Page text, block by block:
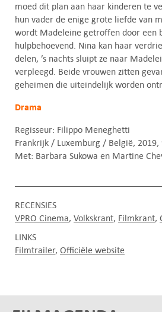
moed dit plan aan haar kinderen te
hun vader de enige grote liefde van
wordt Madeleine getroffen door een
hulpbehoevend. Nina kan haar
delen, ’s nachts sluipt ze naar
verpleegd. Beide vrouwen zitten
geheimen die uiteindelijk worden
Drama
Regisseur: Filippo Meneghetti
Frankrijk / Luxemburg / België,
Met: Barbara Sukowa en Martine
RECENSIES
VPRO Cinema Volkskrant Filmkrant
LINKS
Filmtrailer Officiële website